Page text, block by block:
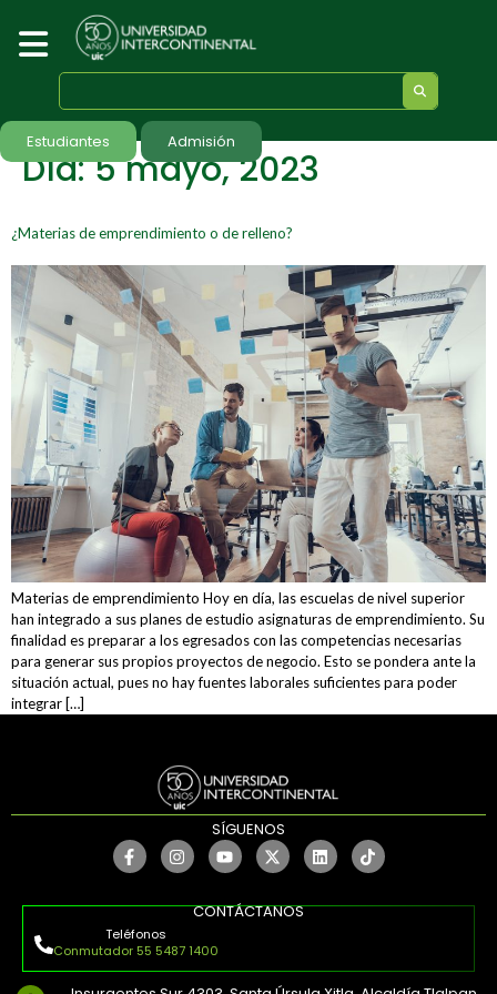
Estudiantes Admisión
Día:5 mayo, 2023
¿Materias de emprendimiento o de relleno?
Materias de emprendimiento Hoy en día, las escuelas de nivel superior
han integrado a sus planes de estudio asignaturas de emprendimiento. Su
finalidad es preparar a los egresados con las competencias necesarias
para generar sus propios proyectos de negocio. Esto se pondera ante la
situación actual, pues no hay fuentes laborales suficientes para poder
integrar […]
SÍGUENOS
CONTÁCTANOS
Teléfonos
Conmutador 55 5487 1400